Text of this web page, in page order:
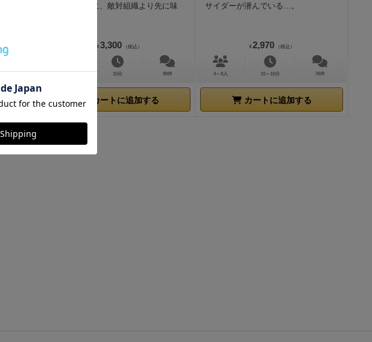
を手掛かりに、敵対組織より先に味
¥ 3,300 （税込）
15分 80件
カートに追加する
サイダーが潜んでいる…。
¥ 2,970 （税込）
4～8人 10～15分 76件
カートに追加する